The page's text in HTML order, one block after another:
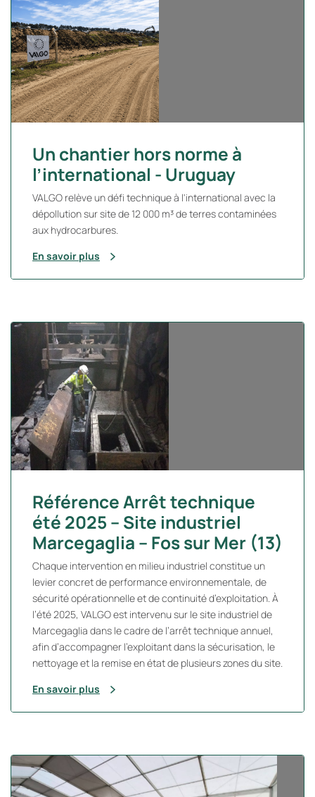
Un chantier hors norme à
l’international - Uruguay
VALGO relève un défi technique à l'international avec la
dépollution sur site de 12 000 m³ de terres contaminées
aux hydrocarbures.
En savoir plus
Référence Arrêt technique
été 2025 – Site industriel
Marcegaglia – Fos sur Mer (13)
Chaque intervention en milieu industriel constitue un
levier concret de performance environnementale, de
sécurité opérationnelle et de continuité d’exploitation. À
l’été 2025, VALGO est intervenu sur le site industriel de
Marcegaglia dans le cadre de l’arrêt technique annuel,
afin d’accompagner l’exploitant dans la sécurisation, le
nettoyage et la remise en état de plusieurs zones du site.
En savoir plus